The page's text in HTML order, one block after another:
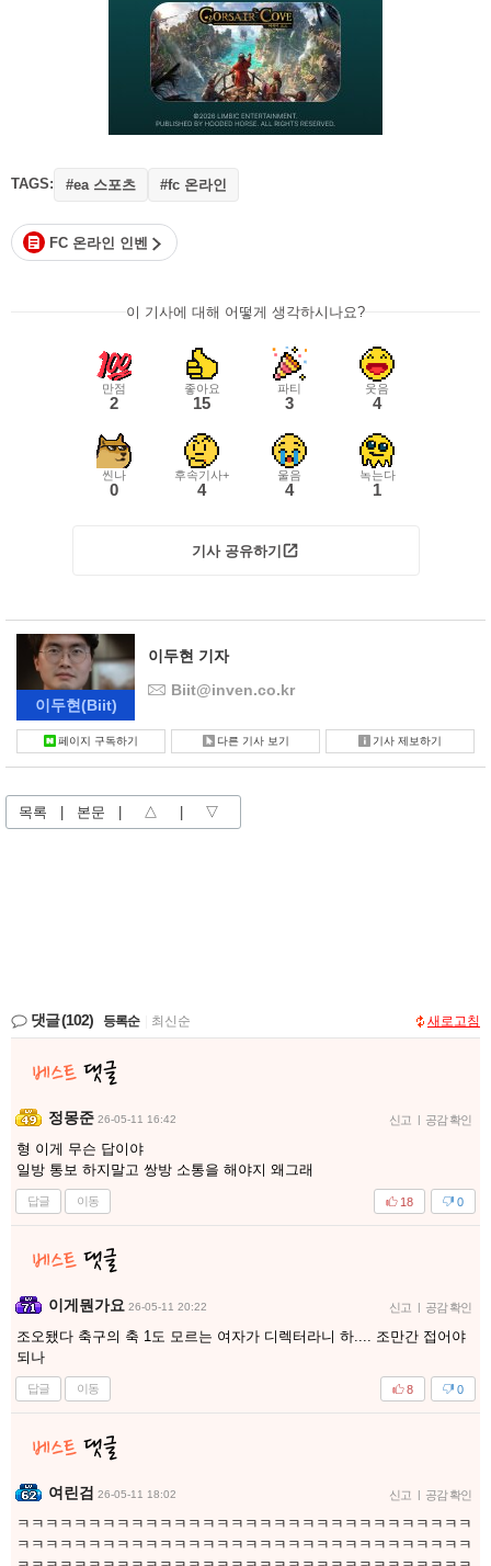
TAGS: #ea 스포츠 #fc 온라인
FC 온라인 인벤
이 기사에 대해 어떻게 생각하시나요?
만점
2
좋아요
15
파티
3
웃음
4
씬나
0
후속기사+
4
울음
4
녹는다
1
기사 공유하기
이두현(Biit)
이두현 기자
Biit@inven.co.kr
페이지 구독하기 다른 기사 보기 기사 제보하기
목록 본문 △ ▽
댓글(102) 등록순 최신순 새로고침
정몽준 26-05-11 16:42 신고 | 공감 확인
형 이게 무슨 답이야
일방 통보 하지말고 쌍방 소통을 해야지 왜그래
답글 이동 0
18
이게뭔가요 26-05-11 20:22 신고 | 공감 확인
조오됐다 축구의 축 1도 모르는 여자가 디렉터라니 하.... 조만간 접어야
되나
답글 이동 0
8
여린검 26-05-11 18:02 신고 | 공감 확인
ㅋㅋㅋㅋㅋㅋㅋㅋㅋㅋㅋㅋㅋㅋㅋㅋㅋㅋㅋㅋㅋㅋㅋㅋㅋㅋㅋㅋㅋㅋㅋㅋ
ㅋㅋㅋㅋㅋㅋㅋㅋㅋㅋㅋㅋㅋㅋㅋㅋㅋㅋㅋㅋㅋㅋㅋㅋㅋㅋㅋㅋㅋㅋㅋㅋ